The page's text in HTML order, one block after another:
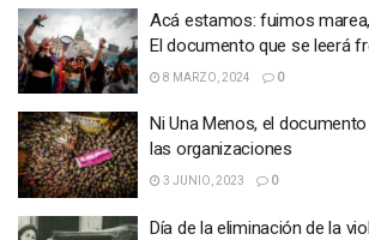
Acá estamos: fuimos
El documento que se leerá
8 MARZO, 2024 0
Ni Una Menos, el
las organizaciones
3 JUNIO, 2023 0
Día de la eliminación de la